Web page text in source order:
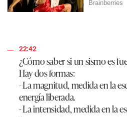
22:42
¿Cómo saber si un sismo es
Hay dos formas:
- La magnitud, medida en la
energía liberada.
- La intensidad, medida en la